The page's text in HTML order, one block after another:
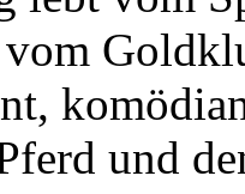
und